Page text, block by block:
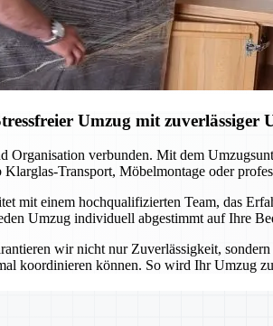
Umzug mit zuverlässiger
verbunden. Mit dem
Transport, Möbelmontage oder
mit einem hochqualifizierten Team, das
Umzug individuell abgestimmt auf Ihre
wir nicht nur Zuverlässigkeit,
koordinieren können. So wird Ihr Umzug